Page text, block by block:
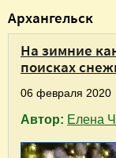
В
ы
Архангельск
На зимние
поисках
06 февраля 2020
Автор: Елена